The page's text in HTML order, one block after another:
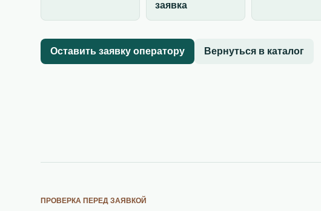
заявка
Оставить заявку оператору Вернуться в каталог
ПРОВЕРКА ПЕРЕД ЗАЯВКОЙ